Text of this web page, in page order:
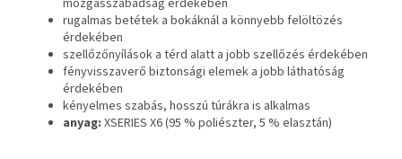
rugalmas betétek a bokáknál a könnyebb felöltözés
érdekében
szellőzőnyílások a térd alatt a jobb szellőzés érdekében
fényvisszaverő biztonsági elemek a jobb láthatóság
érdekében
kényelmes szabás, hosszú túrákra is alkalmas
anyag: XSERIES X6 (95 % poliészter, 5 % elasztán)